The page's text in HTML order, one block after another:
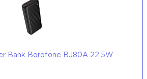
Bank Borofone BJ80A 22.5W